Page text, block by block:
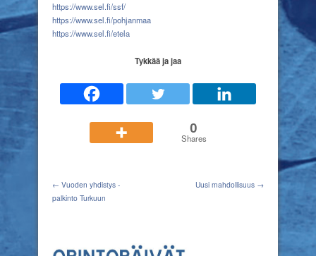
https://www.sel.fi/ssf/
https://www.sel.fi/pohjanmaa
https://www.sel.fi/etela
Tykkää ja jaa
0
Shares
← Vuoden yhdistys -
palkinto Turkuun
Uusi mahdollisuus →